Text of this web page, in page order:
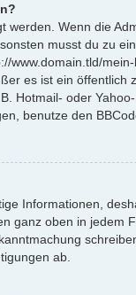
werden. Wenn die
musst du zu
www.domain.tld/
es ist ein öffentlich
Hotmail- oder
benutze den
Informationen,
ganz oben in jedem
ab.